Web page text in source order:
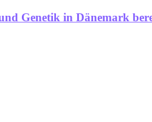
Genetik in Dänemark